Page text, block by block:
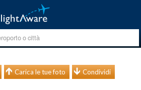
Carica le tue foto Condividi